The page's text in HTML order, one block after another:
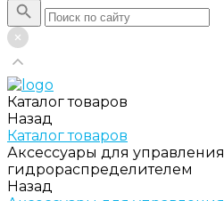
Каталог товаров
Назад
Каталог товаров
Аксессуары для управления
гидрораспределителем
Назад